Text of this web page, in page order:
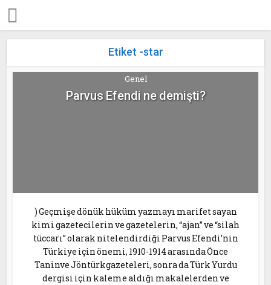
Etiket -star
Genel
Parvus Efendi ne demişti?
) Geçmişe dönük hüküm yazmayı marifet sayan
kimi gazetecilerin ve gazetelerin, “ajan” ve “silah
tüccarı” olarak nitelendirdiği Parvus Efendi’nin
Türkiye için önemi, 1910-1914 arasında Önce
Taninve Jöntürkgazeteleri, sonra da Türk Yurdu
dergisi için kaleme aldığı makalelerden ve